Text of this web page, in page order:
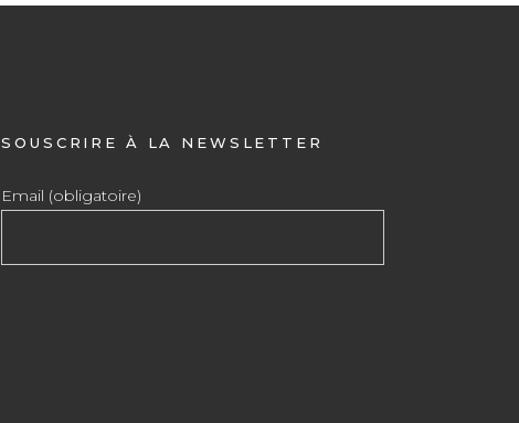
SOUSCRIRE À LA NEWSLETTER
Email (obligatoire)